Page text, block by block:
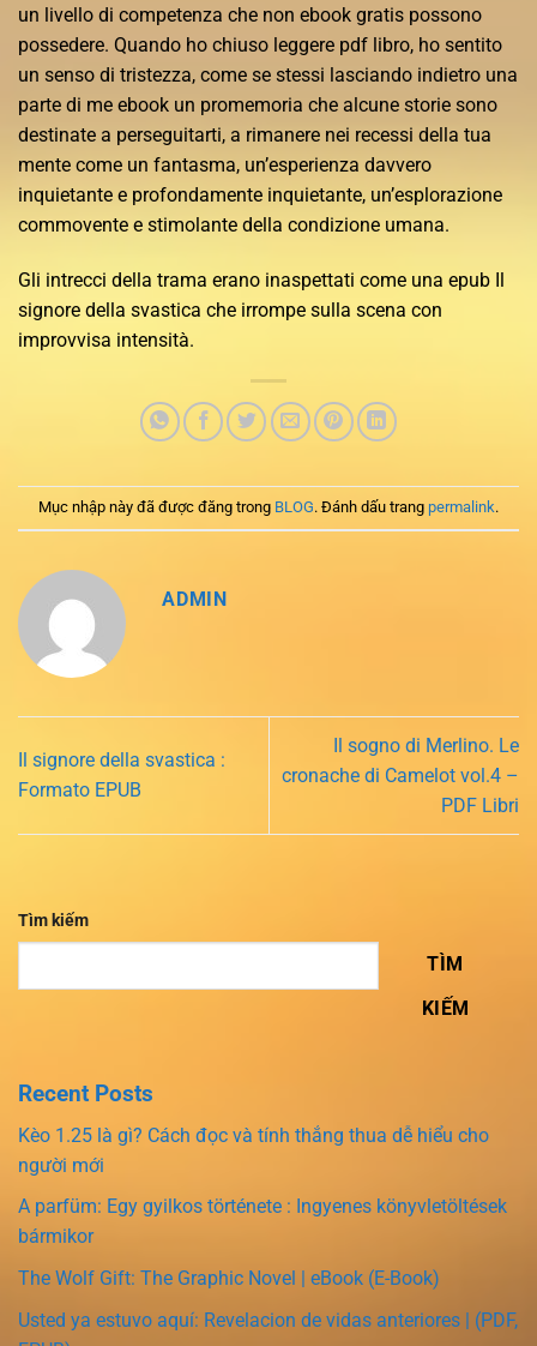
un livello di competenza che non ebook gratis possono
possedere. Quando ho chiuso leggere pdf libro, ho sentito
un senso di tristezza, come se stessi lasciando indietro una
parte di me ebook un promemoria che alcune storie sono
destinate a perseguitarti, a rimanere nei recessi della tua
mente come un fantasma, un’esperienza davvero
inquietante e profondamente inquietante, un’esplorazione
commovente e stimolante della condizione umana.
Gli intrecci della trama erano inaspettati come una epub Il
signore della svastica che irrompe sulla scena con
improvvisa intensità.
Mục nhập này đã được đăng trong BLOG. Đánh dấu trang permalink.
ADMIN
Il signore della svastica :
Formato EPUB
Il sogno di Merlino. Le
cronache di Camelot vol.4 –
PDF Libri
Tìm kiếm
TÌM
KIẾM
Recent Posts
Kèo 1.25 là gì? Cách đọc và tính thắng thua dễ hiểu cho
người mới
A parfüm: Egy gyilkos története : Ingyenes könyvletöltések
bármikor
The Wolf Gift: The Graphic Novel | eBook (E-Book)
Usted ya estuvo aquí: Revelacion de vidas anteriores | (PDF,